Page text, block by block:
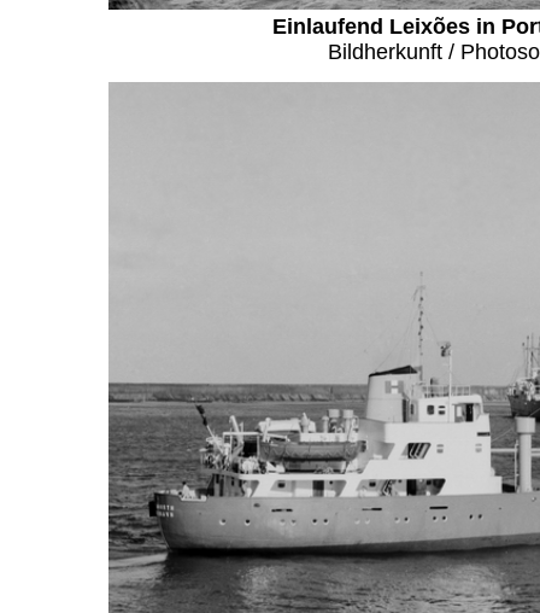
Einlaufend Leixões in
Bildherkunft /